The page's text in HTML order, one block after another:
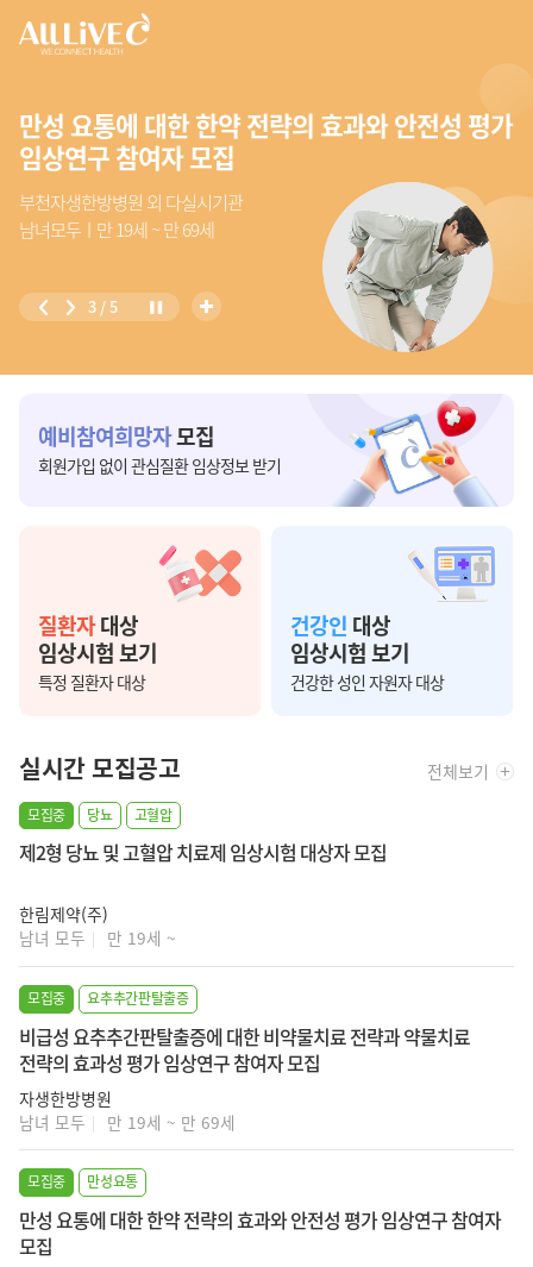
3 /5
고위험 음주자를 위한 모바일 애플리케이션의
임상적 효과 검증 연구 참여자 모집
세브란스병원
남녀모두 ㅣ 만 19세 ~ 만 59세
비급성 요추추간판탈출증에 대한
비약물치료 전략과 약물치료 전략의 효과성 평가
임상연구 참여자 모집
자생한방병원 외 다실시기관
남녀모두ㅣ만 19세 ~ 만 69세
2형 당뇨병 환자 대상 임상시험 대상자 모집
남녀모두ㅣ만 19세 ~ 만 75세
만성 요통에 대한 한약 전략의 효과와 안전성 평가
임상연구 참여자 모집
부천자생한방병원 외 다실시기관
남녀모두ㅣ만 19세 ~ 만 69세
제2형 당뇨 및 고혈압 치료제 임상시험 대상자
모집
가톨릭대학교 부천성모병원 외 다실시기관
남녀모두ㅣ만 19세 ~
고위험 음주자를 위한 모바일 애플리케이션의
임상적 효과 검증 연구 참여자 모집
세브란스병원
남녀모두 ㅣ 만 19세 ~ 만 59세
비급성 요추추간판탈출증에 대한
비약물치료 전략과 약물치료 전략의 효과성 평가
임상연구 참여자 모집
자생한방병원 외 다실시기관
남녀모두ㅣ만 19세 ~ 만 69세
예비참여희망자모집
회원가입 없이 관심질환 임상정보 받기
질환자대상
임상시험 보기
특정 질환자 대상
건강인 대상
임상시험 보기
건강한 성인 자원자 대상
실시간 모집공고 전체보기
모집중 당뇨 고혈압
제2형 당뇨 및 고혈압 치료제 임상시험 대상자 모집
한림제약(주)
남녀 모두
만 19세 ~
모집중 요추추간판탈출증
비급성 요추추간판탈출증에 대한 비약물치료 전략과 약물치료
전략의 효과성 평가 임상연구 참여자 모집
자생한방병원
남녀 모두
만 19세 ~ 만 69세
모집중 만성요통
만성 요통에 대한 한약 전략의 효과와 안전성 평가 임상연구 참여자
모집